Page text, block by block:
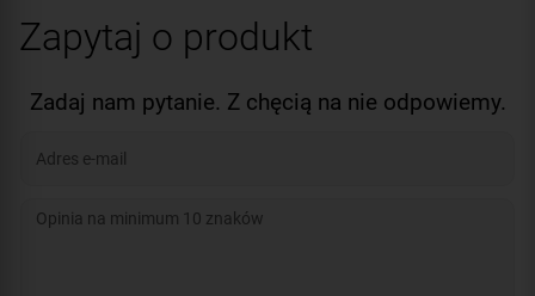
Zapytaj o produkt
Zadaj nam pytanie. Z chęcią na nie odpowiemy.